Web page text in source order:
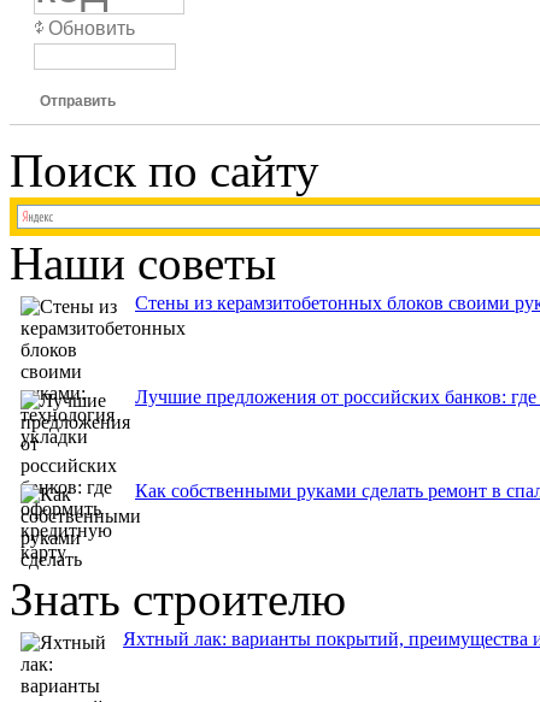
Обновить
Отправить
Поиск по сайту
Наши советы
Стены из керамзитобетонных блоков своими
Лучшие предложения от российских банков:
Как собственными руками сделать ремонт в
Знать строителю
Яхтный лак: варианты покрытий, преимущества